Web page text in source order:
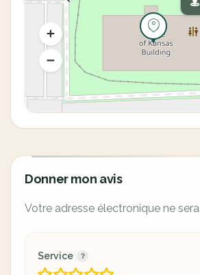
Donner mon avis
Votre adresse électronique ne
Service